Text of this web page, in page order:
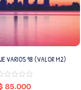
VARIOS 98 (VALOR M2)
85.000